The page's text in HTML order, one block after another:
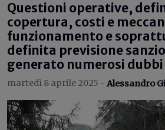
Questioni operative,
copertura, costi e
funzionamento e
definita previsione
generato numerosi
martedì 8 aprile 2025 - Alessandro